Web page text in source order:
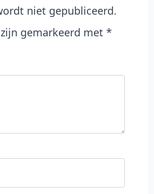
niet gepubliceerd.
gemarkeerd met *